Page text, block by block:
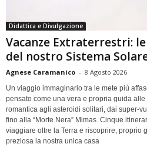
Didattica e Divulgazione
Vacanze Extraterrestri:
del nostro Sistema
Agnese Caramanico - 8 Agosto 2026
Un viaggio immaginario tra le mete più
pensato come una vera e propria guida
romantica agli asteroidi solitari, dai super-
fino alla “Morte Nera” Mimas. Cinque
viaggiare oltre la Terra e riscoprire, proprio
preziosa la nostra unica casa